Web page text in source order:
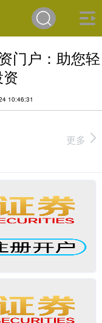
门户：助您轻
10:46:31
更多